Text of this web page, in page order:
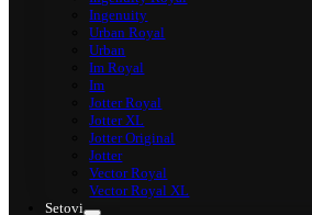
Ingenuity
Urban Royal
Urban
Im Royal
Im
Jotter Royal
Jotter XL
Jotter Original
Jotter
Vector Royal
Vector Royal XL
Setovi